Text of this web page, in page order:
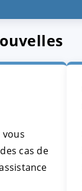
vous
cas de